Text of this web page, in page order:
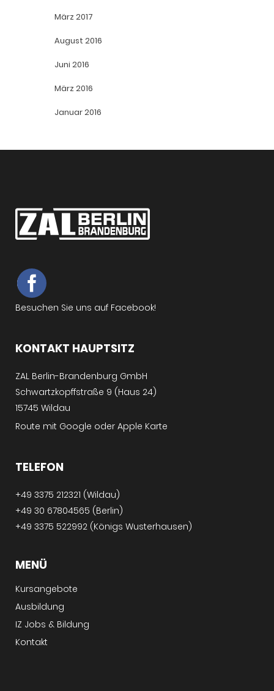
März 2017
August 2016
Juni 2016
März 2016
Januar 2016
Besuchen Sie uns auf Facebook!
KONTAKT HAUPTSITZ
ZAL Berlin-Brandenburg GmbH
Schwartzkopffstraße 9 (Haus 24)
15745 Wildau
Route mit Google oder Apple Karte
TELEFON
+49 3375 212321 (Wildau)
+49 30 67804565 (Berlin)
+49 3375 522992 (Königs Wusterhausen)
MENÜ
Kursangebote
Ausbildung
IZ Jobs & Bildung
Kontakt